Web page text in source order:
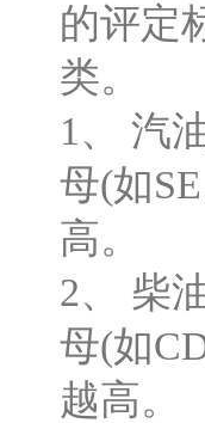
的评定
类。
1、 汽
母(如
高。
2、 柴
母(如
越高